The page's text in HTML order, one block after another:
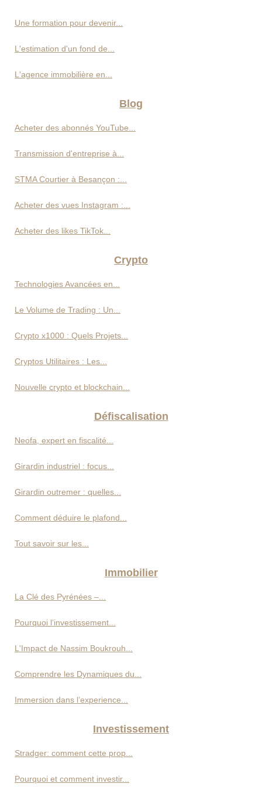
Une formation pour devenir...
L'estimation d'un fond de...
L'agence immobilière en...
Blog
Acheter des abonnés YouTube...
Transmission d'entreprise à...
STMA Courtier à Besançon :...
Acheter des vues Instagram :...
Acheter des likes TikTok...
Crypto
Technologies Avancées en...
Le Volume de Trading : Un...
Crypto x1000 : Quels Projets...
Cryptos Utilitaires : Les...
Nouvelle crypto et blockchain...
Défiscalisation
Neofa, expert en fiscalité...
Girardin industriel : focus...
Girardin outremer : quelles...
Comment déduire le plafond...
Tout savoir sur les...
Immobilier
La Clé des Pyrénées –...
Pourquoi l’investissement...
L'Impact de Nassim Boukrouh...
Comprendre les Dynamiques du...
Immersion dans l’experience...
Investissement
Stradger: comment cette prop...
Pourquoi et comment investir...